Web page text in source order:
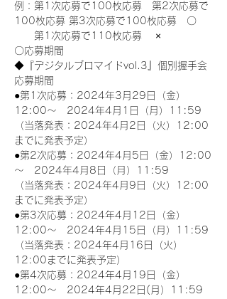
例：第1次応募で100枚応募　第2次応募で
100枚応募 第3次応募で100枚応募　〇
第1次応募で110枚応募　 ×
〇応募期間
◆『デジタルブロマイドvol.3』個別握手会
応募期間
●第1次応募：2024年3月29日（金）
12:00～　2024年4月1日（月）11:59
（当落発表：2024年4月2日（火）12:00
までに発表予定）
●第2次応募：2024年4月5日（金）12:00
～　2024年4月8日（月）11:59
（当落発表：2024年4月9日（火）12:00
までに発表予定）
●第3次応募：2024年4月12日（金）
12:00～　2024年4月15日（月）11:59
（当落発表：2024年4月16日（火）
12:00までに発表予定）
●第4次応募：2024年4月19日（金）
12:00～　2024年4月22日(月）11:59